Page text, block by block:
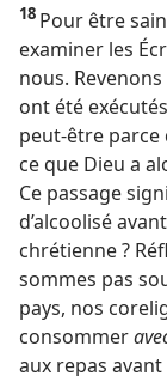
18 Pour être
examiner les
nous.
ont été
peut-être parce
ce que Dieu a
Ce passage
d’alcoolisé
chrétienne ?
sommes pas
pays, nos
consommer
aux repas avant